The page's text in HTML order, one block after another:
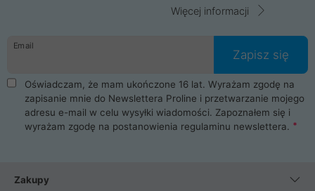
Więcej informacji
Email
Zapisz się
Oświadczam, że mam ukończone 16 lat. Wyrażam zgodę na
zapisanie mnie do Newslettera Proline i przetwarzanie mojego
adresu e-mail w celu wysyłki wiadomości. Zapoznałem się i
wyrażam zgodę na postanowienia regulaminu newslettera.
Zakupy